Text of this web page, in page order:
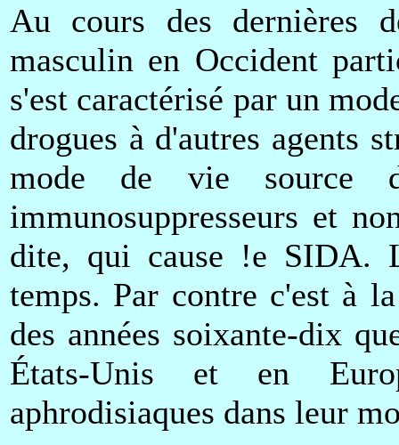
Au cours des dernières
masculin en Occident
s'est caractérisé par un
drogues à d'autres agents
mode de vie source
immunosuppresseurs et
dite, qui cause !e SIDA.
temps. Par contre c'est à
des années soixante-dix
États-Unis et en
aphrodisiaques dans leur